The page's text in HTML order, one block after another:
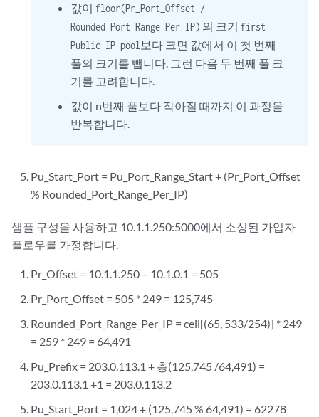
값이 floor(Pr_Port_Offset /
Rounded_Port_Range_Per_IP) 의 크기 first
Public IP pool 보다 크면 값에서 이 첫 번째
풀의 크기를 뺍니다. 그런 다음 두 번째 풀 크
기를 고려합니다.
값이 n번째 풀보다 작아질 때까지 이 과정을
반복합니다.
Pu_Start_Port = Pu_Port_Range_Start + (Pr_Port_Offset
% Rounded_Port_Range_Per_IP)
샘플 구성을 사용하고 10.1.1.250:5000에서 소싱된 가입자
플로우를 가정합니다.
Pr_Offset = 10.1.1.250 – 10.1.0.1 = 505
Pr_Port_Offset = 505 * 249 = 125,745
Rounded_Port_Range_Per_IP = ceil[(65, 533/254)] * 249
= 259 * 249 = 64,491
Pu_Prefix = 203.0.113.1 + 층(125,745 /64,491) =
203.0.113.1 +1 = 203.0.113.2
Pu_Start_Port = 1,024 + (125,745 % 64,491) = 62278